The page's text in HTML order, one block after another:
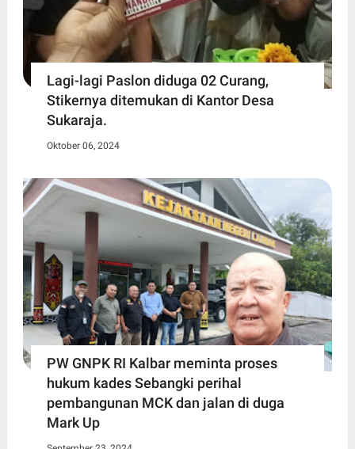
Lagi-lagi Paslon diduga 02 Curang,
Stikernya ditemukan di Kantor Desa
Sukaraja.
Oktober 06, 2024
PW GNPK RI Kalbar meminta proses
hukum kades Sebangki perihal
pembangunan MCK dan jalan di duga
Mark Up